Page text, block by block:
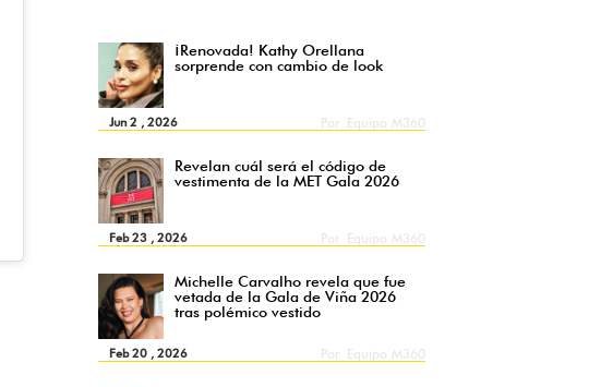
¡Renovada! Kathy Orellana
sorprende con cambio de look
Jun 2 , 2026
Revelan cuál será el código de
vestimenta de la MET Gala 2026
Feb 23 , 2026
Michelle Carvalho revela que fue
vetada de la Gala de Viña 2026
tras polémico vestido
Feb 20 , 2026